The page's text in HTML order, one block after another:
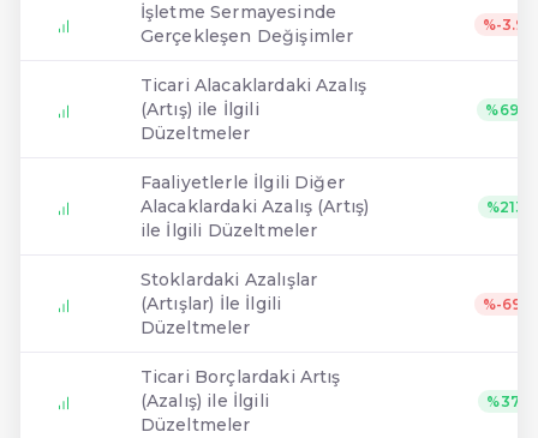
İşletme Sermayesinde
Gerçekleşen Değişimler
%-3.96
Ticari Alacaklardaki Azalış
(Artış) ile İlgili
Düzeltmeler
%69.7
Faaliyetlerle İlgili Diğer
Alacaklardaki Azalış (Artış)
ile İlgili Düzeltmeler
%2131
Stoklardaki Azalışlar
(Artışlar) İle İlgili
Düzeltmeler
%-69.7
Ticari Borçlardaki Artış
(Azalış) ile İlgili
Düzeltmeler
%37.5